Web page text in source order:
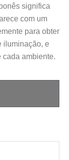
significa
com um
para obter
iluminação, e
ambiente.